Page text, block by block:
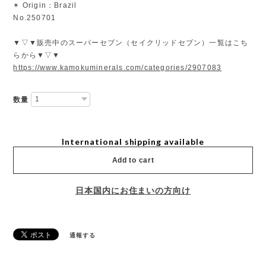
✴︎ Origin：Brazil
No.250701
▼▽▼販売中のスーパーセブン（セイクリッドセブン）一覧はこち
らから▼▽▼
https://www.kamokuminerals.com/categories/2907083
数量
International shipping available
Add to cart
日本国内にお住まいの方向け
通報する